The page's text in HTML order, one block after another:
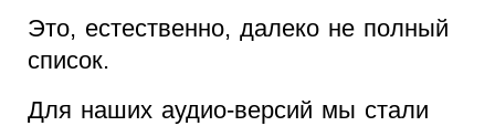
Это, естественно, далеко не полный
список.
Для наших аудио-версий мы стали